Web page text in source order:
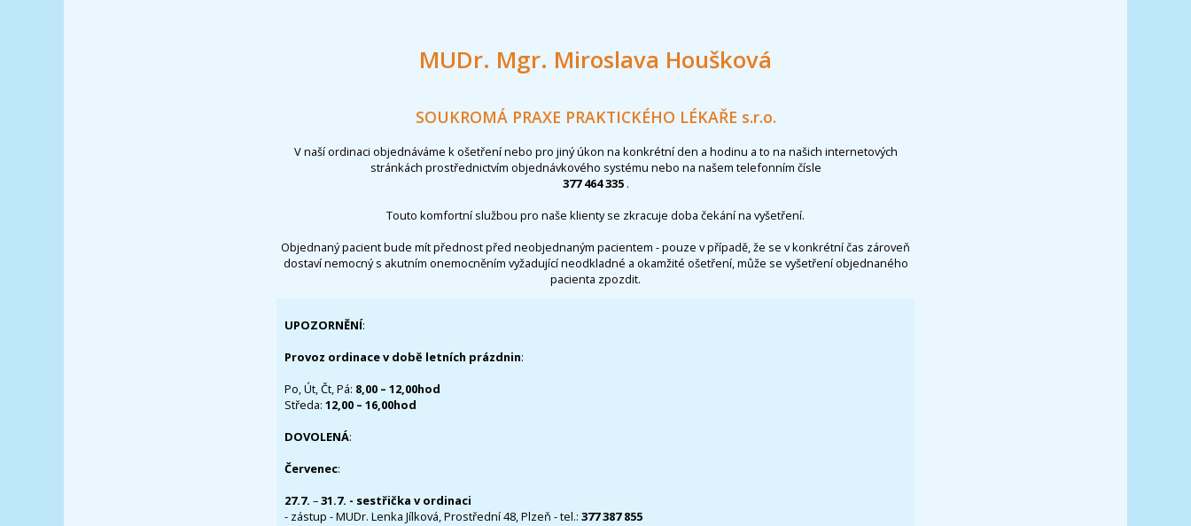
MUDr. Mgr. Miroslava Houšková
SOUKROMÁ PRAXE PRAKTICKÉHO LÉKAŘE s.r.o.
V naší ordinaci objednáváme k ošetření nebo pro jiný úkon na konkrétní den a hodinu a to na našich internetových
stránkách prostřednictvím objednávkového systému nebo na našem telefonním čísle
377 464 335 .
Touto komfortní službou pro naše klienty se zkracuje doba čekání na vyšetření.
Objednaný pacient bude mít přednost před neobjednaným pacientem - pouze v případě, že se v konkrétní čas zároveň
dostaví nemocný s akutním onemocněním vyžadující neodkladné a okamžité ošetření, může se vyšetření objednaného
pacienta zpozdit.
UPOZORNĚNÍ:
Provoz ordinace v době letních prázdnin:
Po, Út, Čt, Pá: 8,00 – 12,00hod
Středa: 12,00 – 16,00hod
DOVOLENÁ:
Červenec:
27.7. –31.7. - sestřička v ordinaci
- zástup - MUDr. Lenka Jílková, Prostřední 48, Plzeň - tel.: 377 387 855